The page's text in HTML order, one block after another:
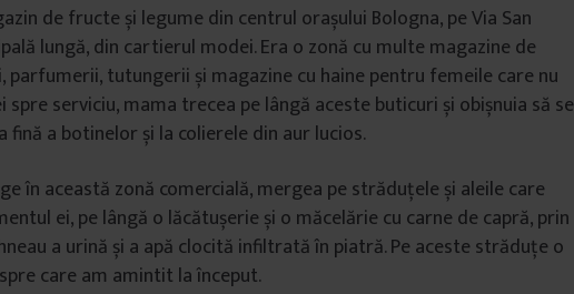
de fructe și legume din centrul orașului Bologna, pe Via San
lungă, din cartierul modei. Era o zonă cu multe magazine de
tutungerii și magazine cu haine pentru femeile care nu
spre serviciu, mama trecea pe lângă aceste buticuri și obișnuia să se
fină a botinelor și la colierele din aur lucios.
în această zonă comercială, mergea pe străduțele și aleile care
ei, pe lângă o lăcătușerie și o măcelărie cu carne de capră, prin
a urină și a apă clocită infiltrată în piatră. Pe aceste străduțe o
care am amintit la început.